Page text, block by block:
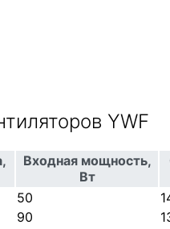
YWF
Входная мощность,
Вт
50
90